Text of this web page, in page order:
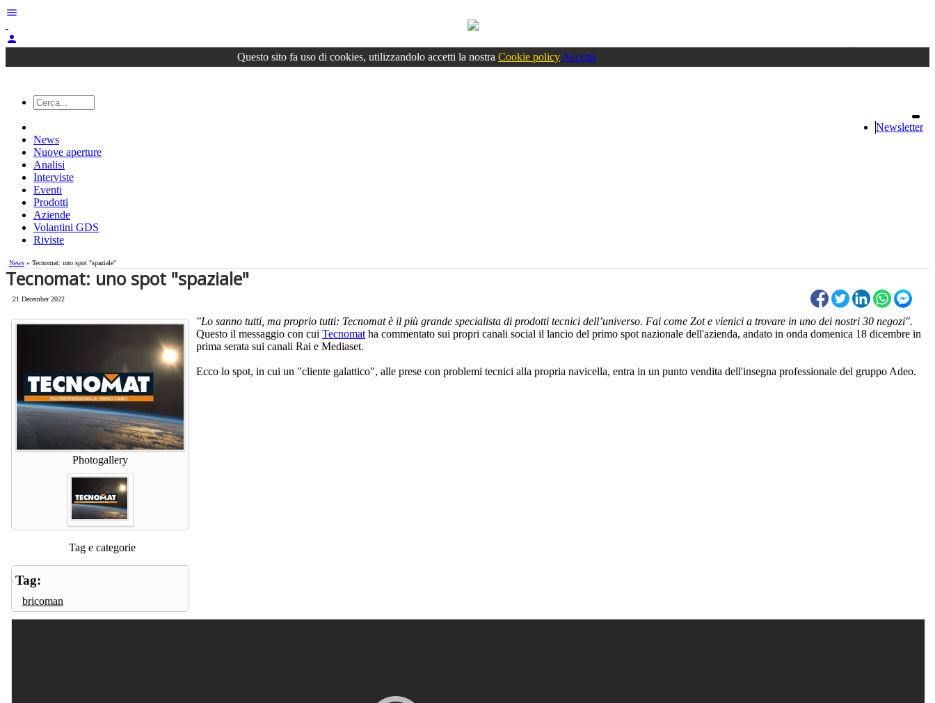
menu
person
Accedioppure registrati
Questo sito fa uso di cookies, utilizzandolo accetti la nostra Cookie policy Accetta
Newsletter
News
Nuove aperture
Analisi
Interviste
Eventi
Prodotti
Aziende
Volantini GDS
Riviste
News » Tecnomat: uno spot "spaziale"
Tecnomat: uno spot "spaziale"
21 December 2022
Photogallery
Tag e categorie
Tag:
bricoman
"Lo sanno tutti, ma proprio tutti: Tecnomat è il più grande specialista di prodotti tecnici dell’universo. Fai come Zot e vienici a trovare in uno dei nostri 30 negozi".
Questo il messaggio con cui Tecnomat ha commentato sui propri canali social il lancio del primo spot nazionale dell'azienda, andato in onda domenica 18 dicembre in
prima serata sui canali Rai e Mediaset.
Ecco lo spot, in cui un "cliente galattico", alle prese con problemi tecnici alla propria navicella, entra in un punto vendita dell'insegna professionale del gruppo Adeo.